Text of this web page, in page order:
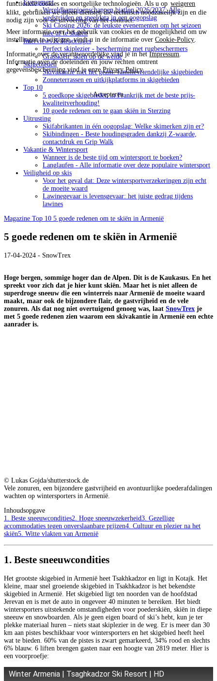
functionele cookies en soortgelijke technologieën. Als u op weigeren
klikt, gebruiken we alleen diensten die technisch noodzakelijk zijn en die
nodig zijn voor de uitvoering van het contract.
Meer informatie over het gebruik van cookies en de mogelijkheid om uw
instellingen te wijzigen, vindt u in de informatie overCookie-Policy.
Informatie over de verantwoordelijke vind je in hetImpressum.
Informatie over de doeleinden en jouw rechten omtrent
gegevensbescherming vind je onzePrivacy Policy.
Accepteren
Evenement
Wereldkampioenschappen biatlon 2026/2027: Alle
wedstrijden en speeldata in een oogopslag
Ski Closing 2026: de leukste evenementen om het seizoen
mee af te sluiten
Interviews & Reportages
Perfect skiplezier - bescherming met rugbeschermers
Grasskiën: skiën op de weide
Skigebieden
Skivakantie met het gezin: familievriendelijke skigebieden
Zonneterrassen en uitkijkplatforms in skigebieden
Top 10
5 goedkope skigebieden in Frankrijk met de beste prijs-
kwaliteitverhouding!
10 goede redenen om te gaan skiën in Sterzing
Uitrusting
Skifabrikanten in één oogopslag: Welke skimerken zijn er?
Skibindingen - Beste houdingsgraden dankzij Z-waarde,
contactdruk en Grip Walk
Vakantie & Wintersport
Wanneer is de beste tijd om wintersport te boeken?
Langlaufen - Alle informatie over deze populaire wintersport
Veiligheid op skis
Voor het geval dat: Deze wintersportverzekeringen zijn echt
de moeite waard
Lawinegevaar is levensgevaar: het juiste gedrag tijdens
lawines
Magazine Top 10 5 goede redenen om te skiën in Armenië
5 goede redenen om te skiën in Armenië
17-04-2024 - SnowTrex
Hoge bergen, sommige hoger dan de Alpen. Dit is de Kaukasus. En het
spreekt voor zich dat je hier kunt skiën. Maar het is niet alleen de
superdroge sneeuw die een winterreis naar Armenië de moeite waard
maakt, maar ook de bijzondere flair, de gastvrijheid en de vele
zonuren. Als dat nog niet overtuigend genoeg was, laat SnowTrex je
met 5 goede redenen zien waarom een skivakantie in Armenië een echte
aanrader is.
© Lukas Gojda/shutterstock.de
Vele zonuren, een bijzondere gastvrijheid en avontuurlijke poederafdalingen
wachten op wintersporters in Armenië.
Inhoudsopgave
1. Beste sneeuwcondities2. Hoge sneeuwzekerheid3. Gezellige
accommodaties tegen onverslaanbare prijzen4. Cultuur en plezier na het
skiën5. Witte vlakten van Armenië
1. Beste sneeuwcondities
Het grootste skigebied in Armenië heet Tsakhkadzor en ligt in Kotajk. Het
kleine, maar snel groeiende skigebied in Tsakhkadzor is het bekendste
skigebied in Armenië. Het skigebied ligt ten noorden van de hoofdstad
Jerevan en is met de auto in ongeveer 40 minuten te bereiken. Het biedt
wintersporters uitstekende omstandigheden voor poederskiën, skiën in diepe
sneeuw en snowboarden. Als je geen eigen board of ski’s hebt, kun je ter
plekke materiaal huren – niets staat skiplezier in de weg. Er is meer dan 30
km aan pistes beschikbaar voor wintersporters en het skigebied heeft heel
wat te bieden. 60% van de pistes is zwart gemarkeerd, 34% rood en slechts
6% blauw. 6 liften brengen gasten naar een hoogte van 2819 meter. Hier is
een voorproefje:
Winter Armenia | Tsaghkadzor Ski Resort | HD